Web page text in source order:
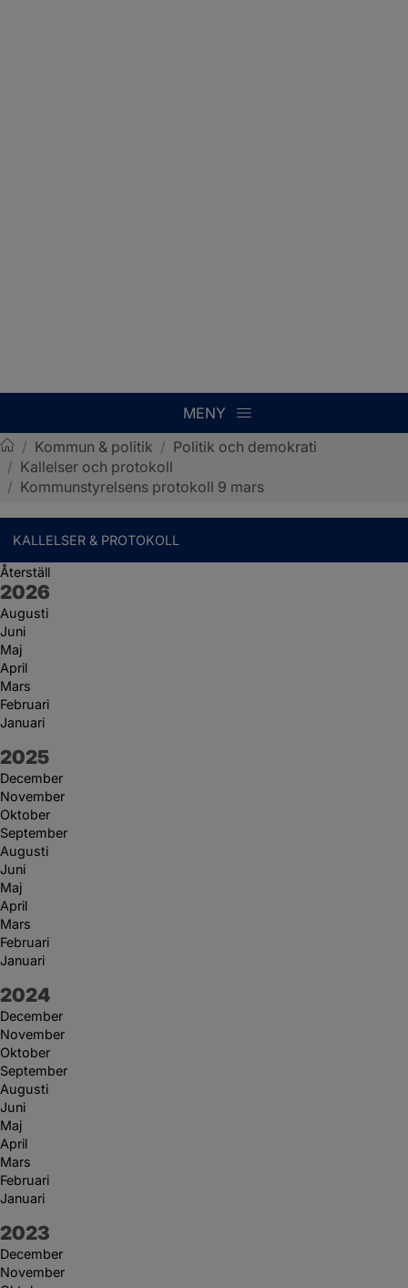
MENY
Sotenäs kommun
/ Kommun & politik / Politik och demokrati
/ Kallelser och protokoll
/ Kommunstyrelsens protokoll 9 mars
KALLELSER & PROTOKOLL
Återställ
År:
2026
Augusti
Juni
Maj
April
Mars
Februari
Januari
År:
2025
December
November
Oktober
September
Augusti
Juni
Maj
April
Mars
Februari
Januari
År:
2024
December
November
Oktober
September
Augusti
Juni
Maj
April
Mars
Februari
Januari
År:
2023
December
November